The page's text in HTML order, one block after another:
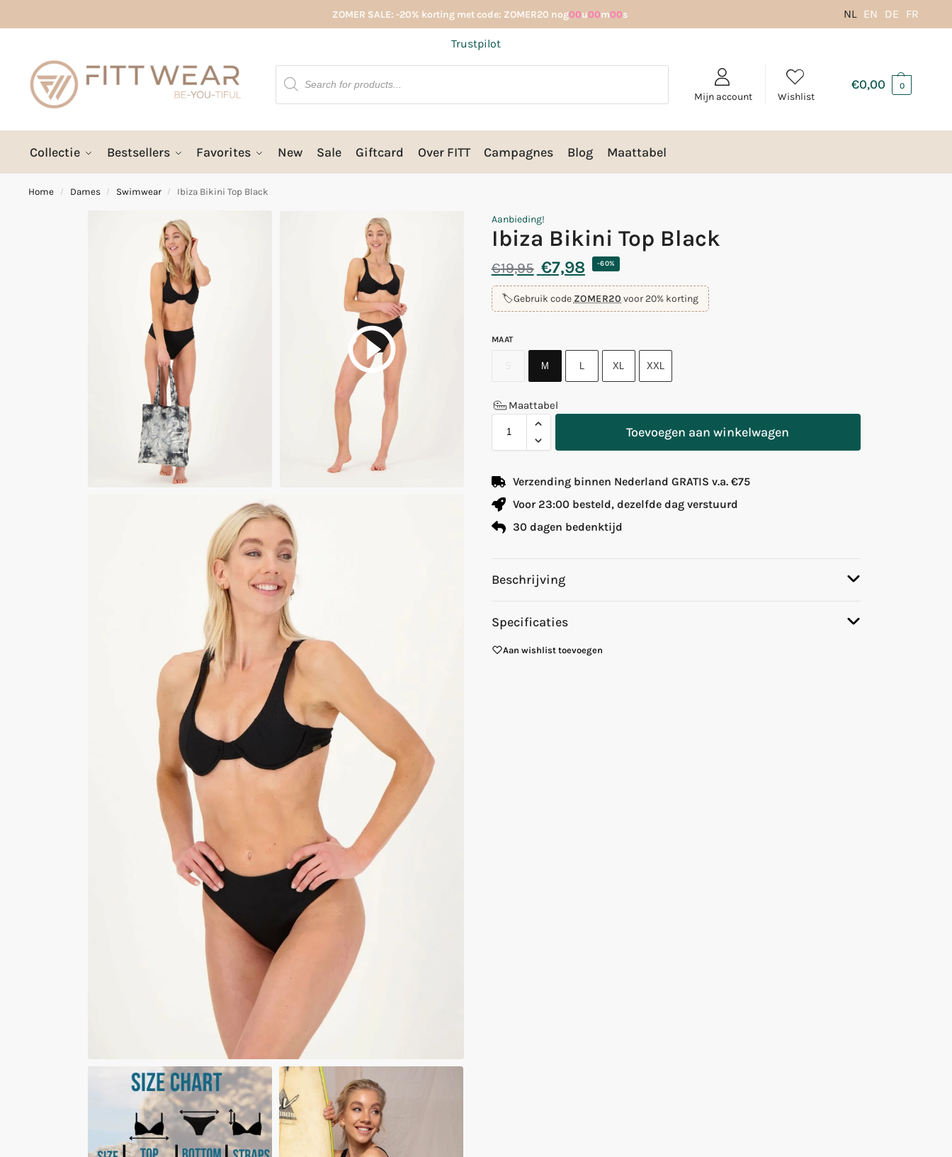
ZOMER SALE: -20% korting met code: ZOMER20 nog00u00m00s NL EN DE FR
Trustpilot
Mijn account Wishlist
€0,00 0
Collectie Bestsellers Favorites New Sale Giftcard Over FITT Campagnes Blog Maattabel
Home / Dames / Swimwear / Ibiza Bikini Top Black
Aanbieding!
Ibiza Bikini Top Black
€19,95 €7,98 -60%
🏷️Gebruik code ZOMER20 voor 20% korting
MAAT
M L XL XXL
Maattabel
Toevoegen aan winkelwagen
Verzending binnen Nederland GRATIS v.a. €75
Voor 23:00 besteld, dezelfde dag verstuurd
30 dagen bedenktijd
Beschrijving
Specificaties
Aan wishlist toevoegen